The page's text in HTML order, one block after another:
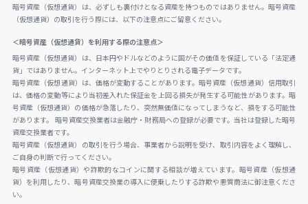
暗号資産（仮想通貨）は、必ずしも裏付けとなる資産を持つものではありません。暗号資産
（仮想通貨）の取引を行う際には、以下の注意点にご留意ください。
＜暗号資産（仮想通貨）を利用する際の注意点＞
暗号資産（仮想通貨）は、日本円やドルなどのように国がその価値を保証している「法定通
貨」ではありません。インターネット上でやりとりされる電子データです。
暗号資産（仮想通貨）は、価格が変動することがあります。暗号資産（仮想通貨）信用取引
は、価格の変動等により当初差入れた保証金を上回る損失が発生する可能性があります。暗
号資産（仮想通貨）の価格が急落したり、突然無価値になってしまうなど、損をする可能性
があります。 暗号資産交換業者は金融庁・財務局への登録が必要です。当社は登録した暗号
資産交換業者です。
暗号資産（仮想通貨）の取引を行う場合、事業者から説明を受け、取引内容をよく理解し、
ご自身の判断で行ってください。
暗号資産（仮想通貨）や詐欺的なコインに関する相談が増えています。暗号資産（仮想通
貨）を利用したり、暗号資産交換業の導入に便乗したりする詐欺や悪質商法に御注意くださ
い。